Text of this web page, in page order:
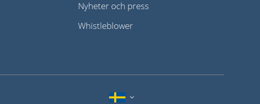
Nyheter och press
Whistleblower